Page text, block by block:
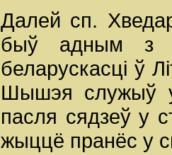
Далей сп.
быў адным з
беларускасці ў
Шышэя служыў
пасля сядзеў у
жыццё пранёс у